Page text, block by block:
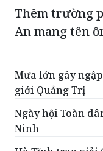
Thêm trường
An mang tên
Mưa lớn gây
giới Quảng Trị
Ngày hội Toàn
Ninh